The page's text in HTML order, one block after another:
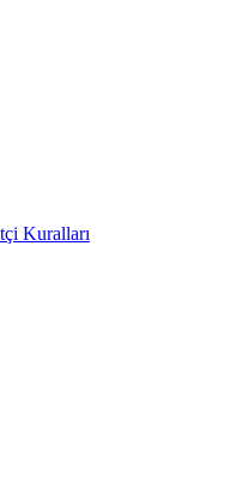
Kuralları